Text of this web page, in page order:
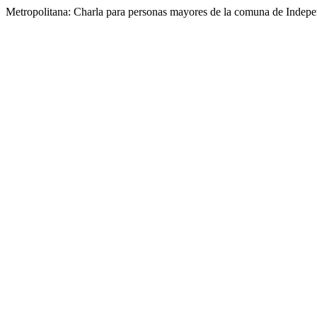
Metropolitana: Charla para personas mayores de la comuna de